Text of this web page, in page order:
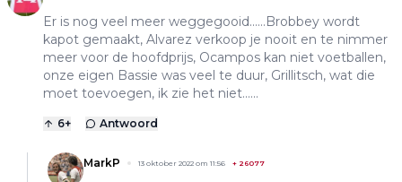
Er is nog veel meer weggegooid......Brobbey wordt
kapot gemaakt, Alvarez verkoop je nooit en te nimmer
meer voor de hoofdprijs, Ocampos kan niet voetballen,
onze eigen Bassie was veel te duur, Grillitsch, wat die
moet toevoegen, ik zie het niet......
6+ Antwoord
MarkP 13 oktober 2022 om 11:56 + 26077